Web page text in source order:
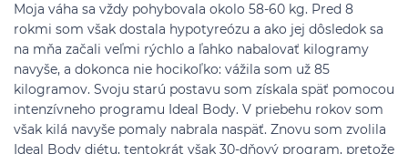
Moja váha sa vždy pohybovala okolo 58-60 kg. Pred 8
rokmi som však dostala hypotyreózu a ako jej dôsledok sa
na mňa začali veľmi rýchlo a ľahko nabalovať kilogramy
navyše, a dokonca nie hocikoľko: vážila som už 85
kilogramov. Svoju starú postavu som získala späť pomocou
intenzívneho programu Ideal Body. V priebehu rokov som
však kilá navyše pomaly nabrala naspäť. Znovu som zvolila
Ideal Body diétu, tentokrát však 30-dňový program, pretože